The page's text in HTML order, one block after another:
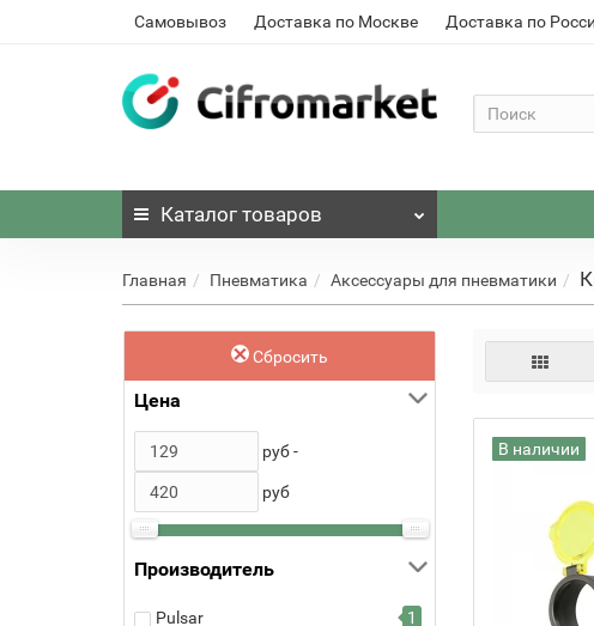
Самовывоз Доставка по Москве Доставка по
Каталог товаров
Главная Пневматика Аксессуары для пневматики
Сбросить
Цена
руб -
руб
Производитель
Pulsar
1
В наличии